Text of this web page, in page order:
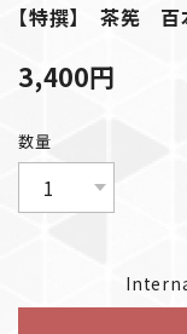
【特撰】 茶筅
3,400円
数量